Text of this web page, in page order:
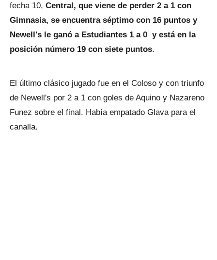
fecha 10, Central, que viene de perder 2 a 1 con
Gimnasia, se encuentra séptimo con 16 puntos y
Newell's le ganó a Estudiantes 1 a 0 y está en la
posición número 19 con siete puntos.
El último clásico jugado fue en el Coloso y con triunfo
de Newell's por 2 a 1 con goles de Aquino y Nazareno
Funez sobre el final. Había empatado Glava para el
canalla.